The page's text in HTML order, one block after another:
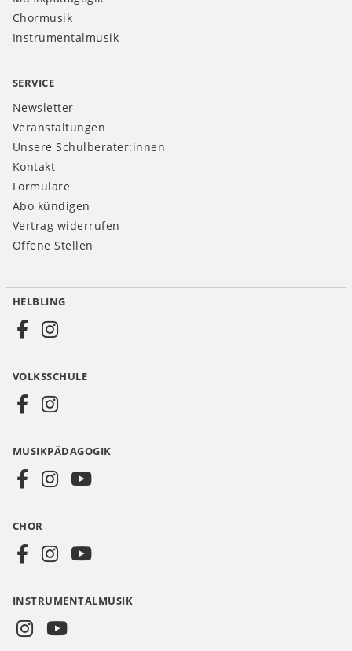
Chormusik
Instrumentalmusik
SERVICE
Newsletter
Veranstaltungen
Unsere Schulberater:innen
Kontakt
Formulare
Abo kündigen
Vertrag widerrufen
Offene Stellen
Social
AT
HELBLING
VOLKSSCHULE
MUSIKPÄDAGOGIK
CHOR
INSTRUMENTALMUSIK